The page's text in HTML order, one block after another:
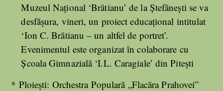
Muzeul Naţional ‘Brătianu’ de la Ştefăneşti se va
desfăşura, vineri, un proiect educaţional intitulat
‘Ion C. Brătianu – un altfel de portret’.
Evenimentul este organizat în colaborare cu
Şcoala Gimnazială ‘I.L. Caragiale’ din Piteşti
* Ploiești: Orchestra Populară „Flacăra Prahovei”